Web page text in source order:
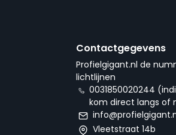
Contactgegevens
Profielgigant.nl de
lichtlijnen
0031850020244
kom direct langs of
Vleetstraat 14b